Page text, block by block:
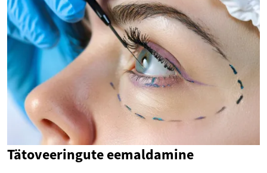
Tätoveeringute eemaldamine